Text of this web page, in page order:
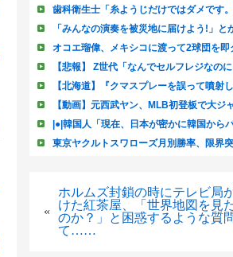
«
ホルムズ封鎖の時にテレビ局
けた紅茶屋、「世界地図を見
のか？」と困惑するような質
て……